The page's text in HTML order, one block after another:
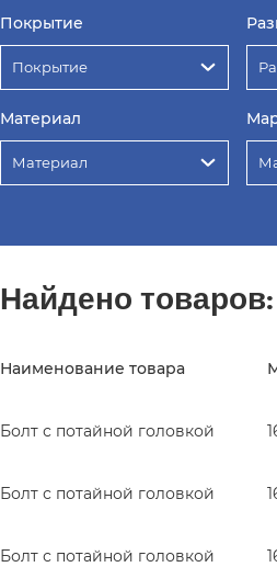
Покрытие
Покрытие
Материал
Материал
Найдено товаров:
Наименование товара
Болт с потайной головкой
Болт с потайной головкой
Болт с потайной головкой